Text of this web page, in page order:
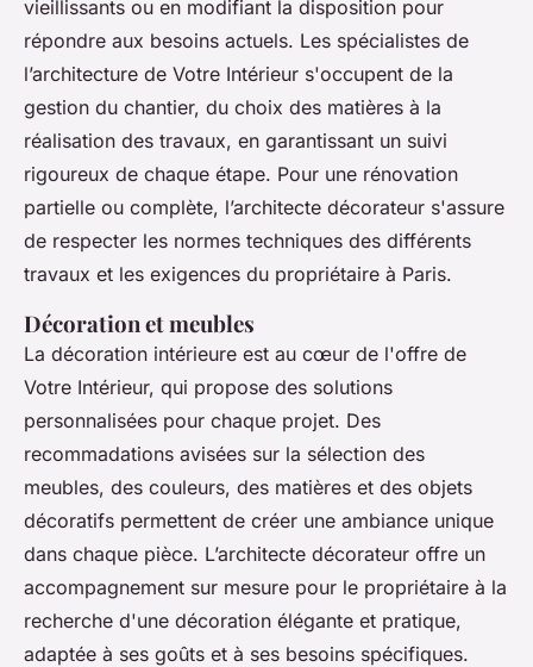
vieillissants ou en modifiant la disposition pour
répondre aux besoins actuels. Les spécialistes de
l’architecture de Votre Intérieur s'occupent de la
gestion du chantier, du choix des matières à la
réalisation des travaux, en garantissant un suivi
rigoureux de chaque étape. Pour une rénovation
partielle ou complète, l’architecte décorateur s'assure
de respecter les normes techniques des différents
travaux et les exigences du propriétaire à Paris.
Décoration et meubles
La décoration intérieure est au cœur de l'offre de
Votre Intérieur, qui propose des solutions
personnalisées pour chaque projet. Des
recommadations avisées sur la sélection des
meubles, des couleurs, des matières et des objets
décoratifs permettent de créer une ambiance unique
dans chaque pièce. L’architecte décorateur offre un
accompagnement sur mesure pour le propriétaire à la
recherche d'une décoration élégante et pratique,
adaptée à ses goûts et à ses besoins spécifiques.